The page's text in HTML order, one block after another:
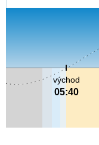
východ
05:40